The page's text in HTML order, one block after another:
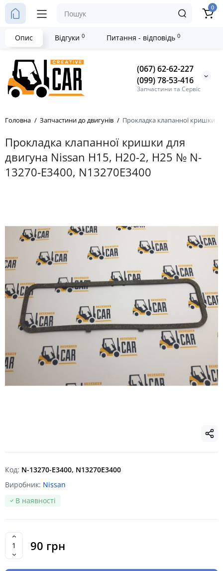
(067) 62-62-227
(099) 78-53-416
Запчастини та Сервіс
0
Головна Запчастини до двигунів Прокладка клапанної кришки
Прокладка клапанної кришки для
двигуна Nissan H15, H20-2, H25 № N-
13270-E3400, N13270E3400
Код: N-13270-E3400, N13270E3400
Виробник: Nissan
В наявності
90 грн
Опис Відгуки 0 Питання - відповідь 0